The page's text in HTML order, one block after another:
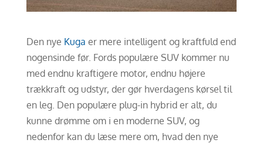
Den nye Kuga er mere intelligent og kraftfuld end
nogensinde før. Fords populære SUV kommer nu
med endnu kraftigere motor, endnu højere
trækkraft og udstyr, der gør hverdagens kørsel til
en leg. Den populære plug-in hybrid er alt, du
kunne drømme om i en moderne SUV, og
nedenfor kan du læse mere om, hvad den nye